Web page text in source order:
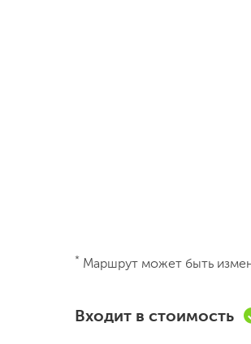
* Маршрут может быть
Входит в стоимость